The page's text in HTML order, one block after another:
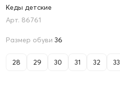
Кеды детские
86761
Размер обуви 36
28 29 30 31 32 33